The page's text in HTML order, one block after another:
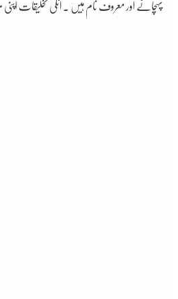
پہچانے اور معروف نام ہیں ۔ انکی تخلیقات